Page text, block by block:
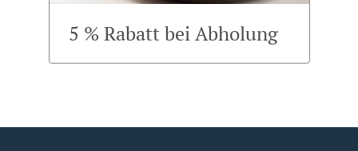
5 % Rabatt bei Abholung